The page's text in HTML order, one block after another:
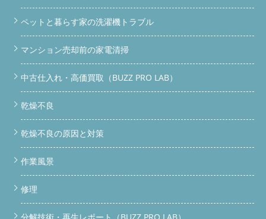
ペットと暮らす家の洗濯機トラブル
マンション売却前の家電清掃
中古仕入れ・高価買取（BUZZ PRO LAB）
乾燥不良
乾燥不良の原因と対策
作業風景
修理
分解技術・再生レポート（BUZZ PRO LAB）